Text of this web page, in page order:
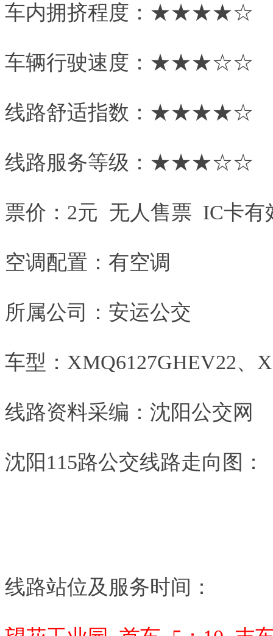
车内拥挤程度：★★★★☆
车辆行驶速度：★★★☆☆
线路舒适指数：★★★★☆
线路服务等级：★★★☆☆
票价：2元 无人售票 IC卡有
空调配置：有空调
所属公司：安运公交
车型：XMQ6127GHEV22、
线路资料采编：沈阳公交网
沈阳115路公交线路走向图：
线路站位及服务时间：